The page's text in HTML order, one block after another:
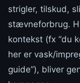
strigler, tilskud,
stævneforbrug.
kontekst (fx “du
her er vask/
guide”), bliver